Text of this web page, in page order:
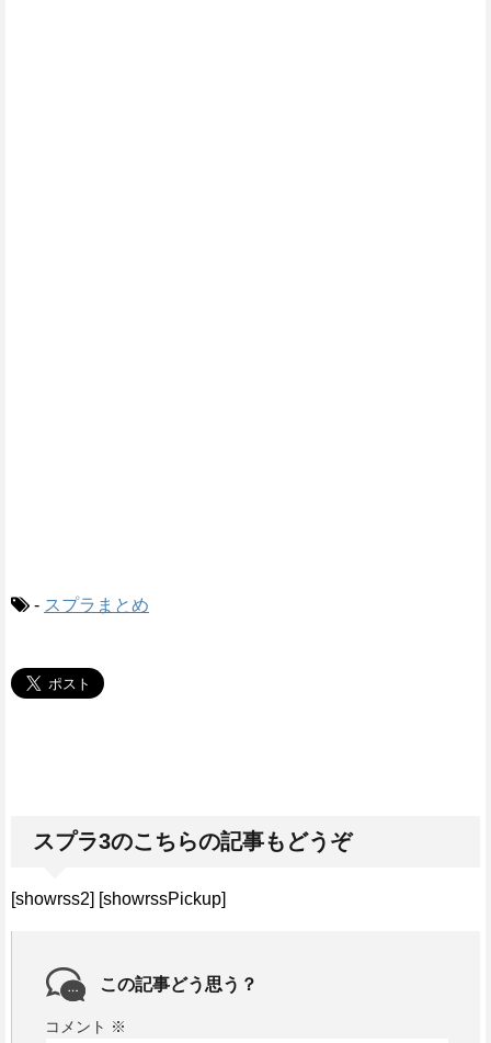
- スプラまとめ
スプラ3のこちらの記事もどうぞ
[showrss2] [showrssPickup]
この記事どう思う？
コメント ※